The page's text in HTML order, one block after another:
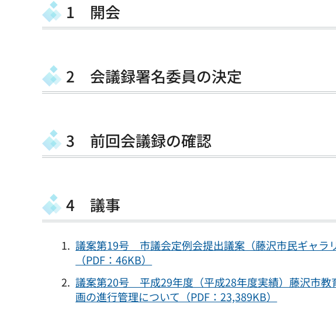
1 開会
2 会議録署名委員の決定
3 前回会議録の確認
4 議事
議案第19号 市議会定例会提出議案（藤沢市民ギャラ
（PDF：46KB）
議案第20号 平成29年度（平成28年度実績）藤沢市
画の進行管理について（PDF：23,389KB）